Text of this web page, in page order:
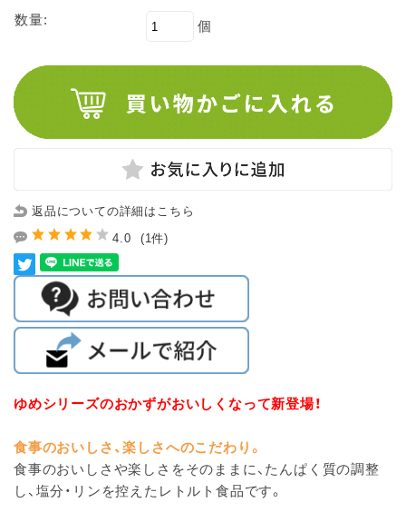
数量: 個
返品についての詳細はこちら
4.0 (1件)
ゆめシリーズのおかずがおいしくなって新登場！
食事のおいしさ、楽しさへのこだわり。
食事のおいしさや楽しさをそのままに、たんぱく質の調整
し、塩分・リンを控えたレトルト食品です。